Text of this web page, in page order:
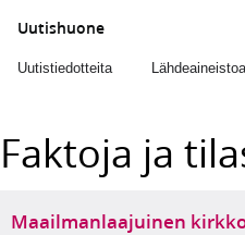
Uutishuone
Uutistiedotteita Lähdeaineistoa
Faktoja ja
Maailmanlaajuinen